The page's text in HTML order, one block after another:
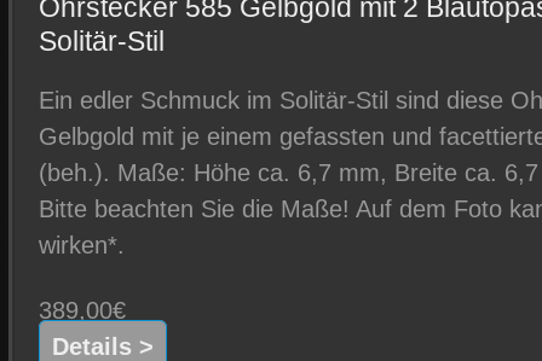
Ohrstecker 585 Gelbgold mit 2
Solitär-Stil
Ein edler Schmuck im Solitär-Stil sind diese
Gelbgold mit je einem gefassten und
(beh.). Maße: Höhe ca. 6,7 mm, Breite ca.
Bitte beachten Sie die Maße! Auf dem Foto
wirken*.
389,00€
Details >